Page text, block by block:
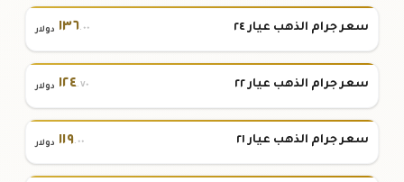
سعر جرام الذهب عيار ٢٤ ١٣٦.٠٠ دولار
سعر جرام الذهب عيار ٢٢ ١٢٤.٧٠ دولار
سعر جرام الذهب عيار ٢١ ١١٩.٠٠ دولار